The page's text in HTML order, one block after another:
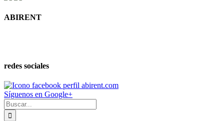
ABIRENT
redes sociales
Síguenos en Google+
Buscar: